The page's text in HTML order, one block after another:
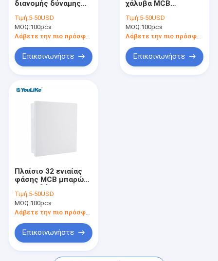
Κιβώτιο διανομής πολυμέσων
Περίφραξη πινάκων διανομής
Υπαίθρια επιτροπή διανομής δύναμης
διανομής δύναμης
IP40 αδιάβροχη
Τιμή:5-50USD
MOQ:100pcs
Λάβετε την πιο πρόσφατη τιμή
Επικοινωνήστε
χάλυβα MCB
κιβώτιο 32 τρόπων
MCB με την
αδιαφανή κάλυψη
Τιμή:5-50USD
MOQ:100pcs
Λάβετε την πιο πρόσφατη τιμή
Επικοινωνήστε
Πλαίσιο 32 ενιαίας
φάσης MCB μπαρών
χαλκού τρόπος
αδιάβροχος με την
κάλυψη ΙΣΧΊΩΝ
Τιμή:5-50USD
MOQ:100pcs
Λάβετε την πιο πρόσφατη τιμή
Επικοινωνήστε